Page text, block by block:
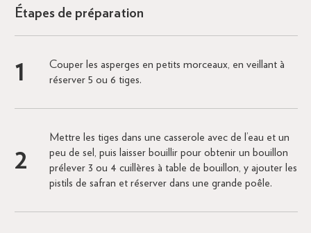
Étapes de préparation
Couper les asperges en petits morceaux, en veillant à
réserver 5 ou 6 tiges.
Mettre les tiges dans une casserole avec de l’eau et un
peu de sel, puis laisser bouillir pour obtenir un bouillon
prélever 3 ou 4 cuillères à table de bouillon, y ajouter les
pistils de safran et réserver dans une grande poêle.